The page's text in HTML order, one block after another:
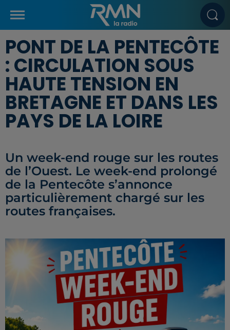
PONT DE LA PENTECÔTE
: CIRCULATION SOUS
HAUTE TENSION EN
BRETAGNE ET DANS LES
PAYS DE LA LOIRE
Un week-end rouge sur les routes
de l’Ouest. Le week-end prolongé
de la Pentecôte s’annonce
particulièrement chargé sur les
routes françaises.